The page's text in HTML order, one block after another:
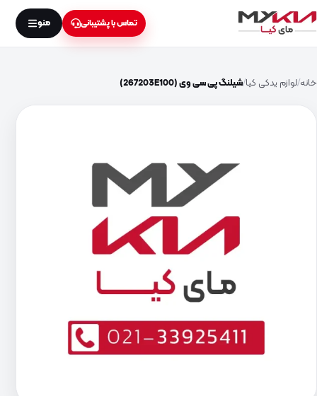
تماس با پشتیبانی منو
خانه لوازم یدکی کیا شیلنگ پی سی وی (267203E100)